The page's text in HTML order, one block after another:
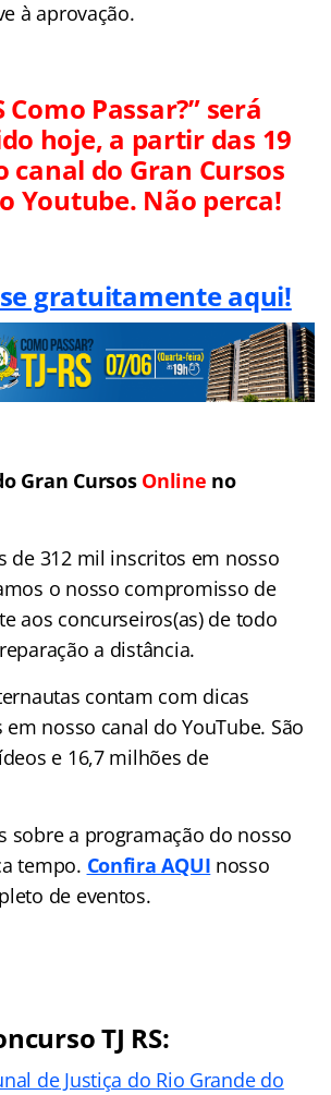
à aprovação.
Como Passar?” será
hoje, a partir das 19
canal do Gran Cursos
Youtube. Não perca!
gratuitamente aqui!
Gran Cursos Online no
de 312 mil inscritos em nosso
o nosso compromisso de
aos concurseiros(as) de todo
a distância.
contam com dicas
nosso canal do YouTube. São
e 16,7 milhões de
sobre a programação do nosso
tempo. Confira AQUI nosso
de eventos.
TJ RS:
de Justiça do Rio Grande do